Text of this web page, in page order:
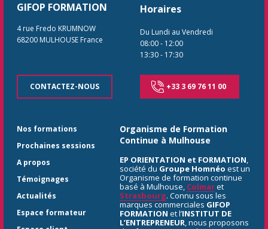
GIFOP FORMATION
4 rue Fredo KRUMNOW
68200 MULHOUSE France
CONTACTEZ-NOUS
Horaires
Du Lundi au Vendredi
08:00- 12:00
13:30- 17:30
+33 3 69 76 11 00
Nos formations
Prochaines sessions
A propos
Témoignages
Actualités
Espace formateur
Organisme de Formation
Continue à Mulhouse
EP ORIENTATION et FORMATION,
société du Groupe Homnéo est un
Organisme de formation continue
basé à Mulhouse, Colmaret
Strasbourg. Connu sous les
marques commerciales GIFOP
FORMATION et l’INSTITUT DE
L’ENTREPRENEUR, nous proposons